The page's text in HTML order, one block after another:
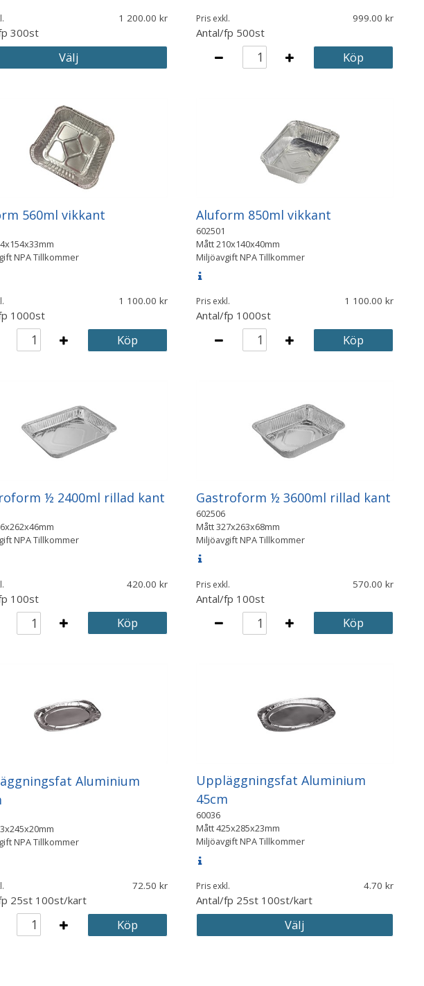
1 200.00
300st
Välj
Pris exkl. 999.00
Antal/fp 500st
Köp
560ml vikkant
NPA Tillkommer
1 100.00
1000st
Köp
Aluform 850ml vikkant
602501
Mått210x140x40mm
Miljöavgift NPA Tillkommer
Pris exkl. 1 100.00
Antal/fp 1000st
Köp
½ 2400ml rillad kant
NPA Tillkommer
420.00
100st
Köp
Gastroform ½ 3600ml rillad kant
602506
Mått327x263x68mm
Miljöavgift NPA Tillkommer
Pris exkl. 570.00
Antal/fp 100st
Köp
Aluminium
NPA Tillkommer
72.50
25st 100st/kart
Köp
Uppläggningsfat Aluminium
45cm
60036
Mått425x285x23mm
Miljöavgift NPA Tillkommer
Pris exkl. 4.70
Antal/fp 25st 100st/kart
Välj